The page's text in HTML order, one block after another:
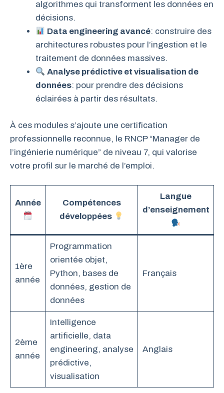
algorithmes qui transforment les données en
décisions.
Data engineering avancé: construire des
architectures robustes pour l’ingestion et le
traitement de données massives.
Analyse prédictive et visualisation de
données: pour prendre des décisions
éclairées à partir des résultats.
À ces modules s’ajoute une certification
professionnelle reconnue, le RNCP “Manager de
l’ingénierie numérique” de niveau 7, qui valorise
votre profil sur le marché de l’emploi.
Année
Compétences
développées
Langue
d’enseignement
1ère
année
Programmation
orientée objet,
Python, bases de
données, gestion de
données
Français
2ème
année
Intelligence
artificielle, data
engineering, analyse
prédictive,
visualisation
Anglais